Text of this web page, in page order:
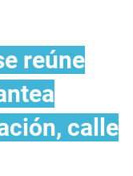
reúne
calle